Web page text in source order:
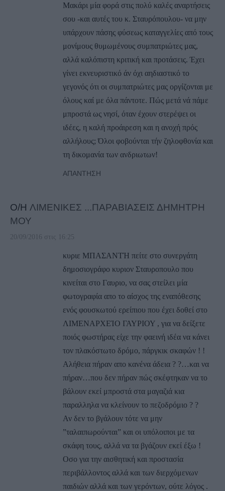
Μακάρι μία φορά στις πολύ καλές αναρτήσεις
σου -και αυτές του κ. Σταυρόπουλου- να μην
υπάρχουν πάσης φύσεως καταγγελίες από τους
μονίμους θυμωμένους συμπατριώτες μας,
αλλά καλόπιστη κριτική και προτάσεις. Έχει
γίνει εκνευριστικό άν όχι αηδιαστικό το
γεγονός ότι οι συμπατριώτες μας οργίζονται με
όλους καί με όλα πάντοτε. Πώς μετά νά πάμε
μπροστά ως νησί, όταν έχουν στερέψει οι
ιδέες, η καλή προάιρεση και η ανοχή πρός
αλλήλους; Όλοι φοβούνται τήν ζηλοφθονία και
τη δικομανία των ανδριωτων!
ΑΠΆΝΤΗΣΗ
Ο/Η ΛΙΜΕΝΙΚΕΣ ...ΠΑΡΑΒΙΑΣΕΙΣ ΔΗΜΗΤΡΗ
ΜΟΥ
20/09/2016 στις 16:25
κυριε ΜΠΑΣΑΝΤΉ πείτε στο συνεργάτη
δημοσιογράφο κυριον Σταυροπουλο που
κινείται στο Γαυριο, να σας στείλει μία
φωτογραφία απο το αίσχος της εναπόθεσης
ενός φουσκωτού ερείπιου που έχει δοθεί στο
ΛΙΜΕΝΑΡΧΕΊΟ ΓΑΥΡΙΟΥ , για να δείξετε
ποιός φωστήρας είχε την φαεινή ιδέα να κάνει
τον πλακόστωτο δρόμο, πάργκικ σκαφών ! !
Αλήθεια πήραν απο κανένα άδεια ? ?…και να
πήραν…που δεν πήραν πώς σκέφτηκαν να το
βάλουν εκεί μπροστά στα μαγαζιά κια
παραλληλα να κλείνουν το πεζοδρόμιο ? ?
Αν δεν το βγάλουν τότε να μην
”ταλαιπωρούνται” και οι υπόλοιποι με τα
σκάφη τους, αλλά να τα βγάζουν εκεί έξω !
Οσο για την αισθητική και προστασία
περιβάλλοντος αλλά και των διερχόμενων
παιδιών αλλά και των γερόντων, ούτε λόγος .